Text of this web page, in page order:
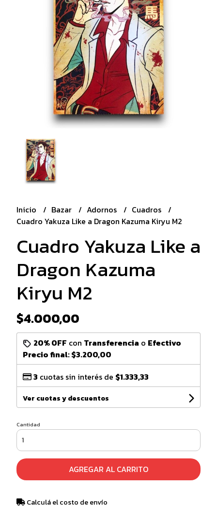
Inicio Bazar Adornos
Cuadros
Cuadro Yakuza Like a Dragon Kazuma Kiryu M2
Cuadro Yakuza Like a
Dragon Kazuma
Kiryu M2
$4.000,00
20% OFF con Transferencia o Efectivo
Precio final:$3.200,00
3 cuotas sin interés de $1.333,33
Ver cuotas y descuentos
Cantidad
AGREGAR AL CARRITO
Calculá el costo de envío